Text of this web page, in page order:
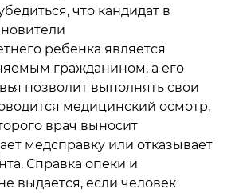
что кандидат в
ребенка является
гражданином, а его
позволит выполнять свои
медицинский осмотр,
врач выносит
медсправку или отказывает
Справка опеки и
выдается, если человек